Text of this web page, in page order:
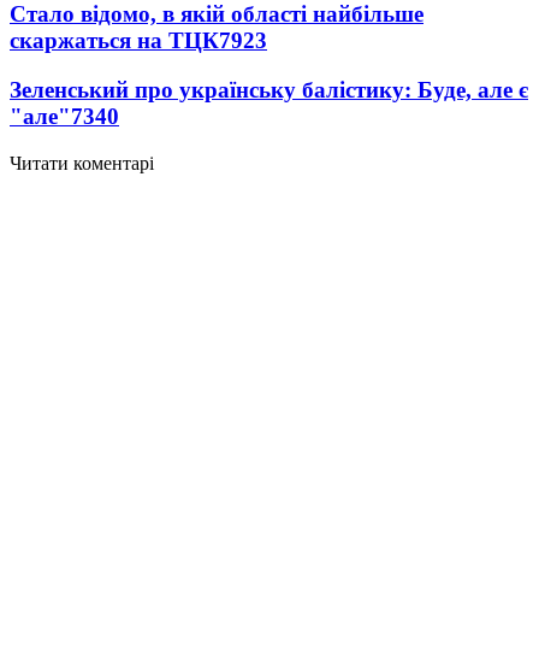
Стало відомо, в якій області найбільше
скаржаться на ТЦК7923
Зеленський про українську балістику: Буде, але є
"але"7340
Читати коментарі